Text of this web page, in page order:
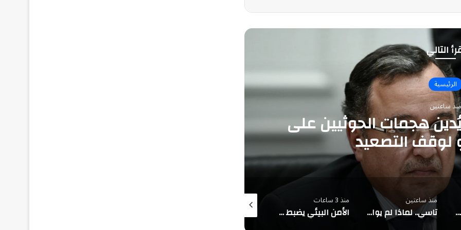
التالي
الرئيسية
منذ ساعتين
هجمات الحوثيين على
لوقف التصعيد
ضبط 4.6 كجم "شبو" مخبأة في ماكينة شاحنة بالربع الخالي
منذ ساعتين
تاسي.. لماذا لم يواكب صعود الأسواق العالمية؟
منذ 3 ساعات
الأمن البيئي يضبط مخالفين لاستغلال الرواسب والرعي الجائر في المدينة المنورة
منذ 3 ساعات